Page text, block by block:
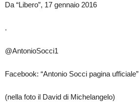
Da “Libero”, 17 gennaio 2016
.
@AntonioSocci1
Facebook: “Antonio Socci pagina ufficiale”
(nella foto il David di Michelangelo)